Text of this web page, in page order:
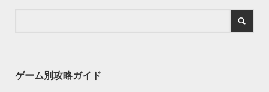
ゲーム別攻略ガイド